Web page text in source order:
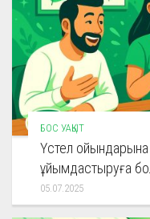
БОС УАҚЫТ
Үстел ойындарына
ұйымдастыруға
05.07.2025